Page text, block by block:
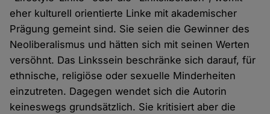
eher kulturell orientierte Linke mit akademischer
Prägung gemeint sind. Sie seien die Gewinner des
Neoliberalismus und hätten sich mit seinen Werten
versöhnt. Das Linkssein beschränke sich darauf, für
ethnische, religiöse oder sexuelle Minderheiten
einzutreten. Dagegen wendet sich die Autorin
keineswegs grundsätzlich. Sie kritisiert aber die